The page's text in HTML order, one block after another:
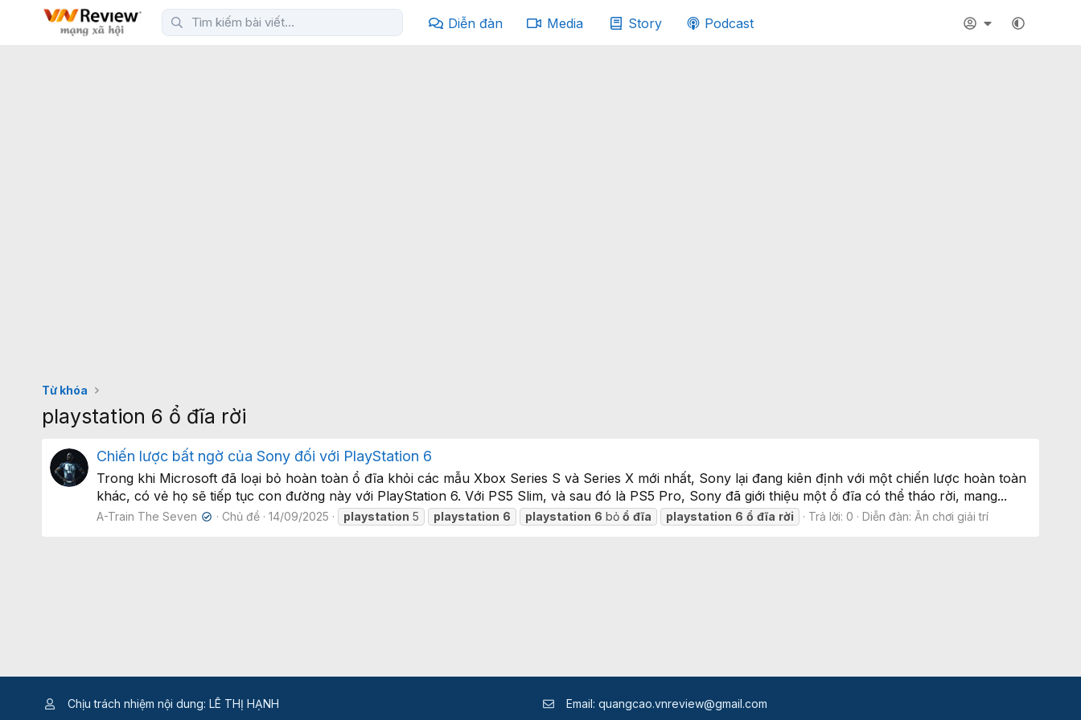
Diễn đàn Media Story Podcast
Từ khóa
playstation 6 ổ đĩa rời
Chiến lược bất ngờ của Sony đối với PlayStation 6
Trong khi Microsoft đã loại bỏ hoàn toàn ổ đĩa khỏi các mẫu Xbox Series S và Series X mới nhất, Sony lại đang kiên định với một chiến lược hoàn toàn
khác, có vẻ họ sẽ tiếp tục con đường này với PlayStation 6. Với PS5 Slim, và sau đó là PS5 Pro, Sony đã giới thiệu một ổ đĩa có thể tháo rời, mang...
A-Train The Seven ✔ Chủ đề 14/09/2025 playstation 5 playstation 6 playstation 6 bỏổ đĩa playstation 6 ổ đĩa rời Trả lời: 0 Diễn đàn: Ăn chơi giải trí
Chịu trách nhiệm nội dung: LÊ THỊ HẠNH Email: quangcao.vnreview@gmail.com